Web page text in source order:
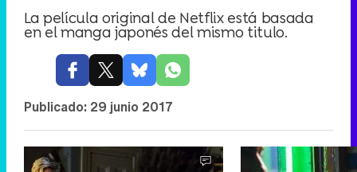
La película original de Netflix está basada
en el manga japonés del mismo titulo.
Publicado: 29 junio 2017